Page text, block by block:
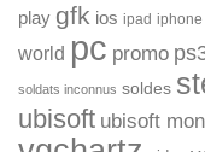
play gfk ios ipad iphone
world pc promo
soldats inconnus soldes
ubisoft ubisoft